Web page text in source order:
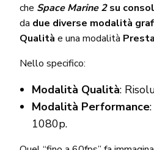
che Space Marine 2su
da due diverse modalità
Qualità e una modalità
Nello specifico:
Modalità Qualità:
Modalità Performance
1080p.